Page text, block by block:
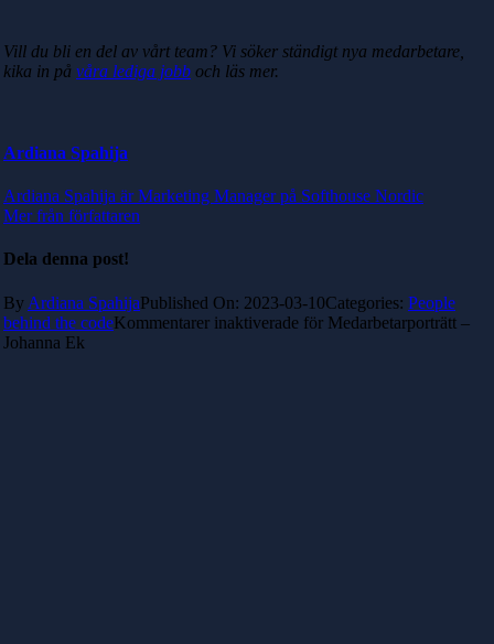
Vill du bli en del av vårt team? Vi söker ständigt nya medarbetare,
kika in på våra lediga jobb och läs mer.
Ardiana Spahija
Ardiana Spahija är Marketing Manager på Softhouse Nordic
Mer från författaren
Dela denna post!
By Ardiana SpahijaPublished On: 2023-03-10Categories: People
behind the codeKommentarer inaktiverade för Medarbetarporträtt –
Johanna Ek